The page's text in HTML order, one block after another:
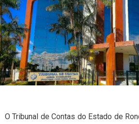
O Tribunal de Contas do Estado de